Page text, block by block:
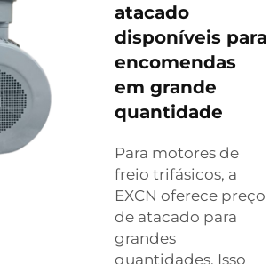
atacado
disponíveis para
encomendas
em grande
quantidade
Para motores de
freio trifásicos, a
EXCN oferece preço
de atacado para
grandes
quantidades. Isso